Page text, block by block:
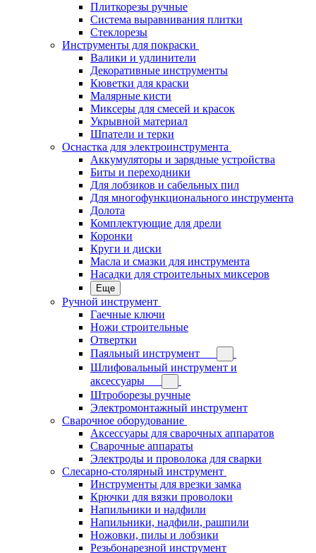
Плиткорезы ручные
Система выравнивания плитки
Стеклорезы
Инструменты для покраски
Валики и удлинители
Декоративные инструменты
Кюветки для краски
Малярные кисти
Миксеры для смесей и красок
Укрывной материал
Шпатели и терки
Оснастка для электроинструмента
Аккумуляторы и зарядные устройства
Биты и переходники
Для лобзиков и сабельных пил
Для многофункционального инструмента
Долота
Комплектующие для дрели
Коронки
Круги и диски
Масла и смазки для инструмента
Насадки для строительных миксеров
Еще
Ручной инструмент
Гаечные ключи
Ножи строительные
Отвертки
Паяльный инструмент
Шлифовальный инструмент и
аксессуары
Штроборезы ручные
Электромонтажный инструмент
Сварочное оборудование
Аксессуары для сварочных аппаратов
Сварочные аппараты
Электроды и проволока для сварки
Слесарно-столярный инструмент
Инструменты для врезки замка
Крючки для вязки проволоки
Напильники и надфили
Напильники, надфили, рашпили
Ножовки, пилы и лобзики
Резьбонарезной инструмент